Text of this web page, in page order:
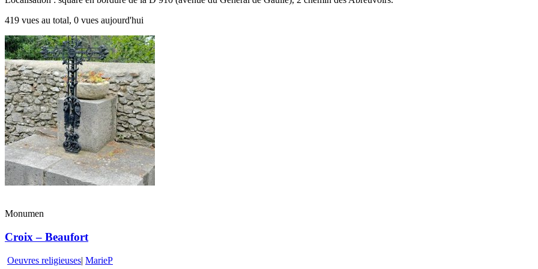
419 vues au total, 0 vues aujourd'hui
Monumen
Croix – Beaufort
Oeuvres religieuses| MarieP